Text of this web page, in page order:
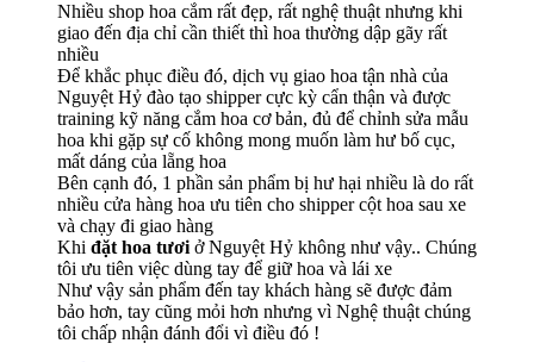
Nhiều shop hoa cắm rất đẹp, rất nghệ thuật nhưng khi
giao đến địa chỉ cần thiết thì hoa thường dập gãy rất
nhiều
Để khắc phục điều đó, dịch vụ giao hoa tận nhà của
Nguyệt Hỷ đào tạo shipper cực kỳ cẩn thận và được
training kỹ năng cắm hoa cơ bản, đủ để chỉnh sửa mẫu
hoa khi gặp sự cố không mong muốn làm hư bố cục,
mất dáng của lẵng hoa
Bên cạnh đó, 1 phần sản phẩm bị hư hại nhiều là do rất
nhiều cửa hàng hoa ưu tiên cho shipper cột hoa sau xe
và chạy đi giao hàng
Khi đặt hoa tươi ở Nguyệt Hỷ không như vậy.. Chúng
tôi ưu tiên việc dùng tay để giữ hoa và lái xe
Như vậy sản phẩm đến tay khách hàng sẽ được đảm
bảo hơn, tay cũng mỏi hơn nhưng vì Nghệ thuật chúng
tôi chấp nhận đánh đổi vì điều đó !